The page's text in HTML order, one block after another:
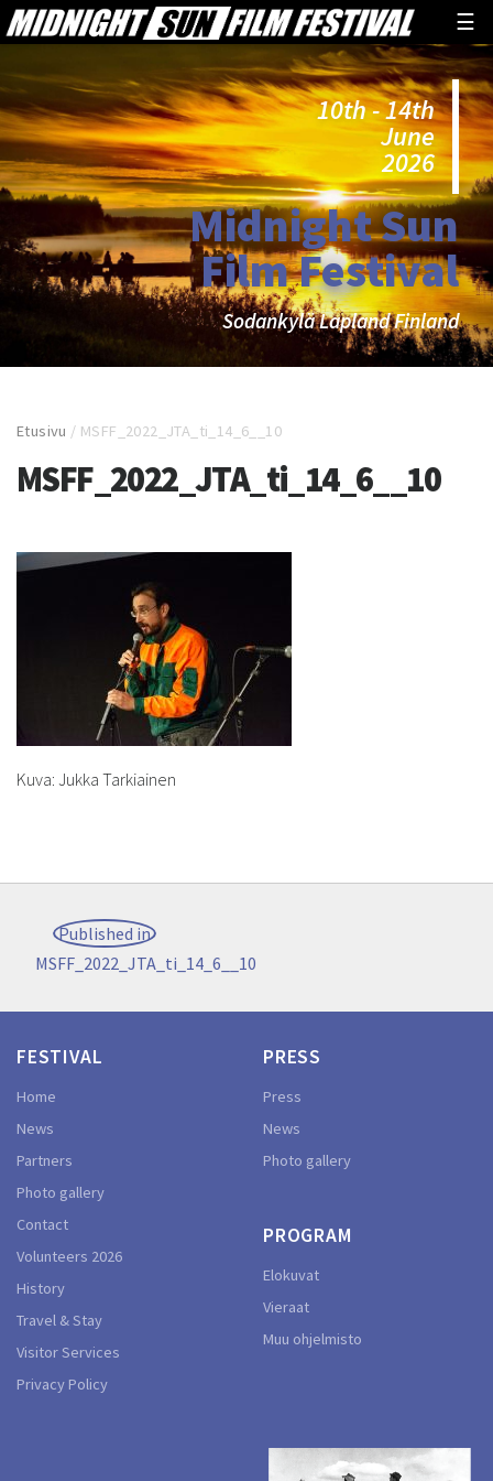
☰
10th - 14th
June
2026
Midnight Sun
Film Festival
Sodankylä Lapland Finland
Etusivu / MSFF_2022_JTA_ti_14_6__10
MSFF_2022_JTA_ti_14_6__10
Kuva: Jukka Tarkiainen
Post
navigation
Published in
MSFF_2022_JTA_ti_14_6__10
FESTIVAL
Home
News
Partners
Photo gallery
Contact
Volunteers 2026
History
Travel & Stay
Visitor Services
Privacy Policy
PRESS
Press
News
Photo gallery
PROGRAM
Elokuvat
Vieraat
Muu ohjelmisto